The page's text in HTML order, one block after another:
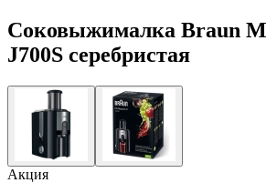
Соковыжималка Braun
J700S серебристая
Акция